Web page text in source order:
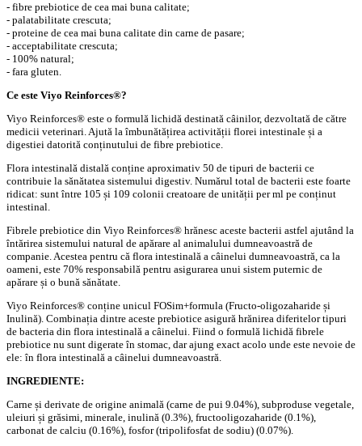
- fibre prebiotice de cea mai buna calitate;
- palatabilitate crescuta;
- proteine de cea mai buna calitate din carne de pasare;
- acceptabilitate crescuta;
- 100% natural;
- fara gluten.
Ce este Viyo Reinforces®?
Viyo Reinforces® este o formulă lichidă destinată câinilor, dezvoltată de către
medicii veterinari. Ajută la îmbunătățirea activității florei intestinale și a
digestiei datorită conținutului de fibre prebiotice.
Flora intestinală distală conține aproximativ 50 de tipuri de bacterii ce
contribuie la sănătatea sistemului digestiv. Numărul total de bacterii este foarte
ridicat: sunt între 105 și 109 colonii creatoare de unității per ml pe conținut
intestinal.
Fibrele prebiotice din Viyo Reinforces® hrănesc aceste bacterii astfel ajutând la
întărirea sistemului natural de apărare al animalului dumneavoastră de
companie. Acestea pentru că flora intestinală a câinelui dumneavoastră, ca la
oameni, este 70% responsabilă pentru asigurarea unui sistem puternic de
apărare și o bună sănătate.
Viyo Reinforces® conține unicul FOSim+formula (Fructo-oligozaharide și
Inulină). Combinația dintre aceste prebiotice asigură hrănirea diferitelor tipuri
de bacteria din flora intestinală a câinelui. Fiind o formulă lichidă fibrele
prebiotice nu sunt digerate în stomac, dar ajung exact acolo unde este nevoie de
ele: în flora intestinală a câinelui dumneavoastră.
INGREDIENTE:
Carne și derivate de origine animală (carne de pui 9.04%), subproduse vegetale,
uleiuri și grăsimi, minerale, inulină (0.3%), fructooligozaharide (0.1%),
carbonat de calciu (0.16%), fosfor (tripolifosfat de sodiu) (0.07%).